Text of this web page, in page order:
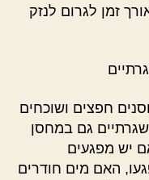
זמן לגרום לנזק
חפצים ושוכחים
גם במחסן
יש מפגעים
האם מים חודרים